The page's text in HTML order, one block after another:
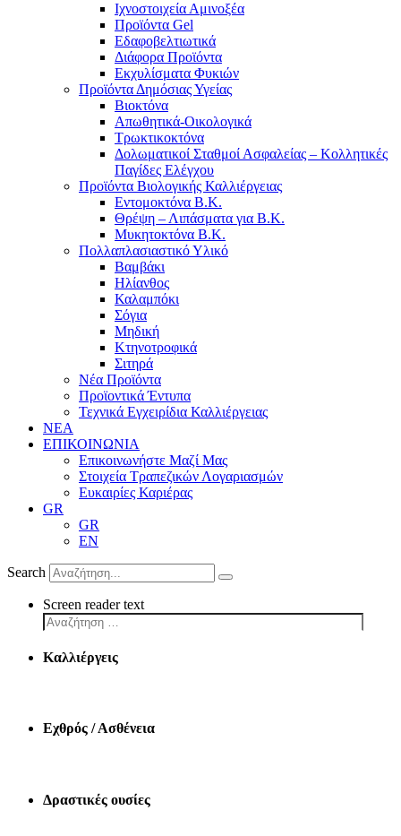
Ιχνοστοιχεία Αμινοξέα
Προϊόντα Gel
Εδαφοβελτιωτικά
Διάφορα Προϊόντα
Εκχυλίσματα Φυκιών
Προϊόντα Δημόσιας Υγείας
Βιοκτόνα
Απωθητικά-Οικολογικά
Τρωκτικοκτόνα
Δολωματικοί Σταθμοί Ασφαλείας – Κολλητικές
Παγίδες Ελέγχου
Προϊόντα Βιολογικής Καλλιέργειας
Εντομοκτόνα Β.Κ.
Θρέψη – Λιπάσματα για Β.Κ.
Μυκητοκτόνα Β.Κ.
Πολλαπλασιαστικό Υλικό
Βαμβάκι
Ηλίανθος
Καλαμπόκι
Σόγια
Μηδική
Κτηνοτροφικά
Σιτηρά
Νέα Προϊόντα
Προϊοντικά Έντυπα
Τεχνικά Εγχειρίδια Καλλιέργειας
ΝΕΑ
ΕΠΙΚΟΙΝΩΝΙΑ
Επικοινωνήστε Μαζί Μας
Στοιχεία Τραπεζικών Λογαριασμών
Ευκαιρίες Καριέρας
GR
GR
EN
Search
Screen reader text
Καλλιέργεις
Εχθρός / Ασθένεια
Δραστικές ουσίες